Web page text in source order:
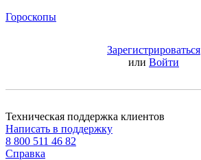
Гороскопы
Зарегистрироваться
или Войти
Техническая поддержка клиентов
Написать в поддержку
8 800 511 46 82
Справка